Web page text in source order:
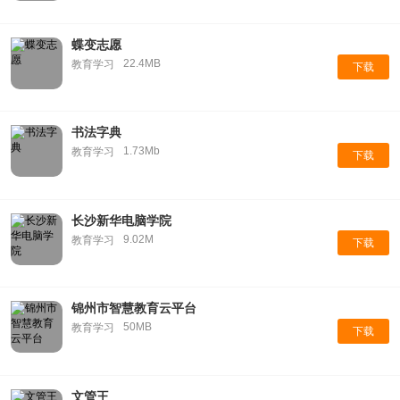
蝶变志愿
教育学习 22.4MB 下载
书法字典
教育学习 1.73Mb 下载
长沙新华电脑学院
教育学习 9.02M 下载
锦州市智慧教育云平台
教育学习 50MB 下载
文管王